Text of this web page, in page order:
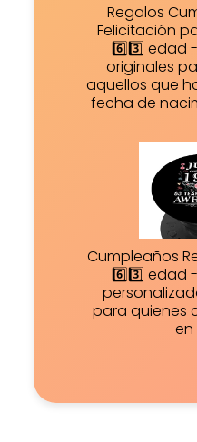
Regalos
Felicitación
6️⃣3️⃣ edad
originales
aquellos que
fecha de
Cumpleaños
6️⃣3️⃣ edad
para quienes
en